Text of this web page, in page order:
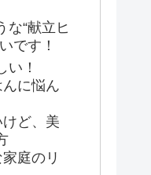
な“献立ヒ
です！
い！
に悩ん
ど、美
庭のリ